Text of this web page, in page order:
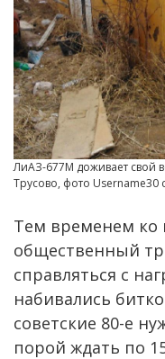
ЛиАЗ-677М доживает свой
Трусово, фото Username30
Тем временем ко
общественный
справляться с
набивались
советские 80-е
порой ждать по